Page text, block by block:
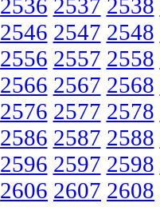
2536 2537 2538
2546 2547 2548
2556 2557 2558
2566 2567 2568
2576 2577 2578
2586 2587 2588
2596 2597 2598
2606 2607 2608